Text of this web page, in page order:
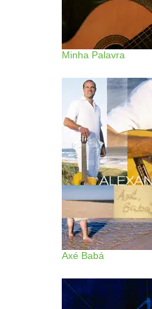
Minha Palavra
Axé Babá